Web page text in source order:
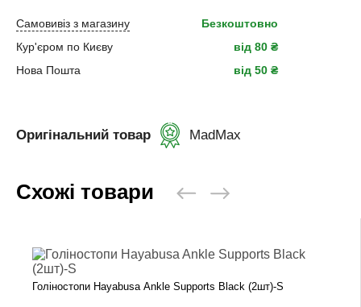
Самовивіз з магазину
Безкоштовно
Кур'єром по Києву
від 80 ₴
Нова Пошта
від 50 ₴
Оригінальний товар MadMax
Схожі товари
Голіностопи Hayabusa Ankle Supports Black (2шт)-S